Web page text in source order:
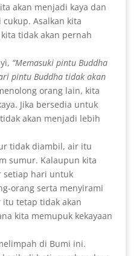
akan menjadi kaya dan
Asalkan kita
tidak akan pernah
“Memasuki pintu Buddha
pintu Buddha tidak akan
orang lain, kita
Jika bersedia untuk
akan menjadi lebih
tidak diambil, air itu
sumur. Kalaupun kita
setiap hari untuk
orang serta menyirami
tetap tidak akan
kita memupuk kekayaan
di Bumi ini.